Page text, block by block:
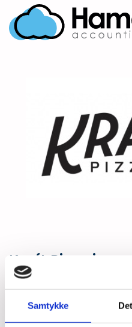
Samtykke
Kraft Pizzeria
Kraft Pizzeria har flere
I tillegg driver de
beste frossenpizza.